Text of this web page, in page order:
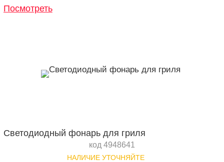
Посмотреть
Светодиодный фонарь для гриля
код 4948641
НАЛИЧИЕ УТОЧНЯЙТЕ